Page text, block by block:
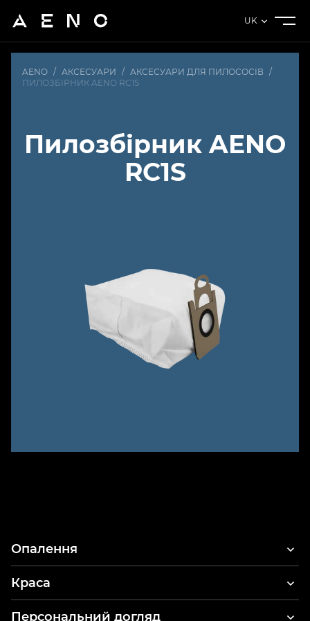
UK
AENO / АКСЕСУАРИ / АКСЕСУАРИ ДЛЯ ПИЛОСОСІВ /
ПИЛОЗБІРНИК AENO RC1S
Пилозбірник AENO
RC1S
Опалення
Краса
Персональний догляд